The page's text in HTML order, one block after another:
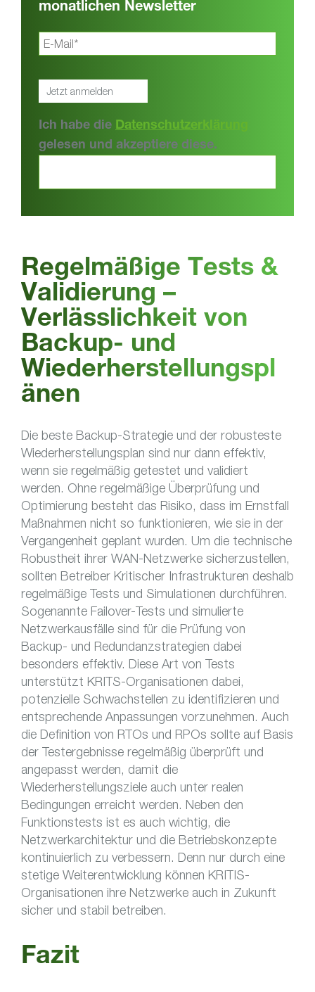
monatlichen Newsletter
Ich habe die Datenschutzerklärung
gelesen und akzeptiere diese.
Regelmäßige Tests &
Validierung –
Verlässlichkeit von
Backup- und
Wiederherstellungspl
änen
Die beste Backup-Strategie und der robusteste
Wiederherstellungsplan sind nur dann effektiv,
wenn sie regelmäßig getestet und validiert
werden. Ohne regelmäßige Überprüfung und
Optimierung besteht das Risiko, dass im Ernstfall
Maßnahmen nicht so funktionieren, wie sie in der
Vergangenheit geplant wurden. Um die technische
Robustheit ihrer WAN-Netzwerke sicherzustellen,
sollten Betreiber Kritischer Infrastrukturen deshalb
regelmäßige Tests und Simulationen durchführen.
Sogenannte Failover-Tests und simulierte
Netzwerkausfälle sind für die Prüfung von
Backup- und Redundanzstrategien dabei
besonders effektiv. Diese Art von Tests
unterstützt KRITS-Organisationen dabei,
potenzielle Schwachstellen zu identifizieren und
entsprechende Anpassungen vorzunehmen. Auch
die Definition von RTOs und RPOs sollte auf Basis
der Testergebnisse regelmäßig überprüft und
angepasst werden, damit die
Wiederherstellungsziele auch unter realen
Bedingungen erreicht werden. Neben den
Funktionstests ist es auch wichtig, die
Netzwerkarchitektur und die Betriebskonzepte
kontinuierlich zu verbessern. Denn nur durch eine
stetige Weiterentwicklung können KRITIS-
Organisationen ihre Netzwerke auch in Zukunft
sicher und stabil betreiben.
Fazit